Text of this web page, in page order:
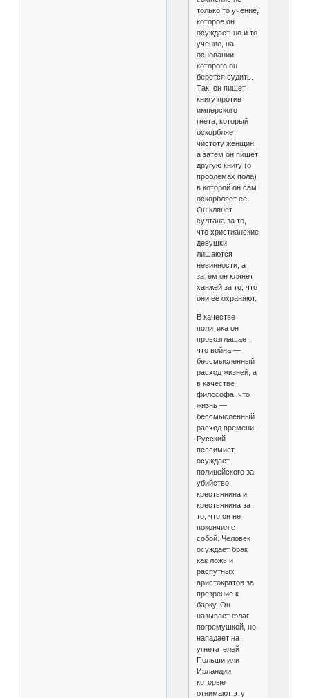
только то учение,
которое он
осуждает, но и то
учение, на
основании
которого он
берется судить.
Так, он пишет
книгу против
имперского
гнета, который
оскорбляет
чистоту женщин,
а затем он пишет
другую книгу (о
проблемах пола)
в которой он сам
оскорбляет ее.
Он клянет
султана за то,
что христианские
девушки
лишаются
невинности, а
затем он клянет
ханжей за то, что
они ее охраняют.
В качестве
политика он
провозглашает,
что война —
бессмысленный
расход жизней, а
в качестве
философа, что
жизнь —
бессмысленный
расход времени.
Русский
пессимист
осуждает
полицейского за
убийство
крестьянина и
крестьянина за
то, что он не
покончил с
собой. Человек
осуждает брак
как ложь и
распутных
аристократов за
презрение к
барку. Он
называет флаг
погремушкой, но
нападает на
угнетателей
Польши или
Ирландии,
которые
отнимают эту